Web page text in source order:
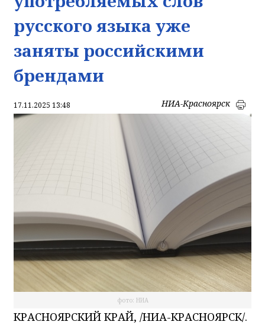
русского языка уже
заняты российскими
брендами
17.11.2025 13:48 НИА-Красноярск
фото: НИА
КРАСНОЯРСКИЙ КРАЙ, /НИА-КРАСНОЯРСК/.